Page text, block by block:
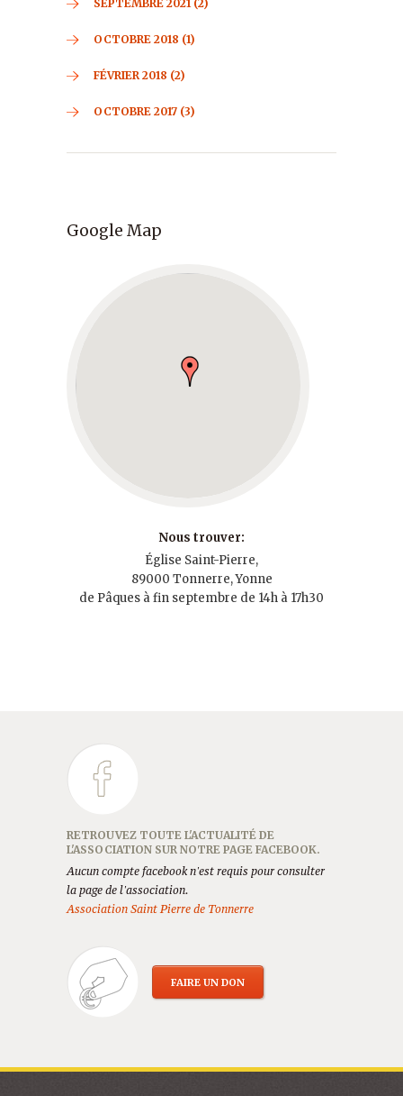
SEPTEMBRE 2021 (2)
OCTOBRE 2018 (1)
FÉVRIER 2018 (2)
OCTOBRE 2017 (3)
Google Map
Nous trouver:
Église Saint-Pierre,
89000 Tonnerre, Yonne
de Pâques à fin septembre de 14h à 17h30
RETROUVEZ TOUTE L'ACTUALITÉ DE
L'ASSOCIATION SUR NOTRE PAGE FACEBOOK.
Aucun compte facebook n'est requis pour consulter
la page de l'association.
Association Saint Pierre de Tonnerre
FAIRE UN DON